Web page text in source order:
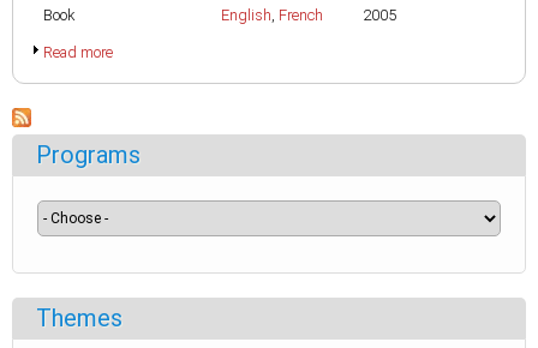
Book
English, French
2005
Read more
Programs
Themes